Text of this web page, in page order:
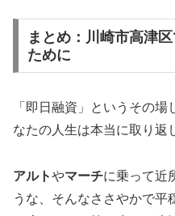
まとめ：川崎市高津
ために
「即日融資」というその
なたの人生は本当に取り返
アルトやマーチに乗って近
うな、そんなささやかで平